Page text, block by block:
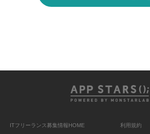
ITフリーランス募集情報HOME 利用規約